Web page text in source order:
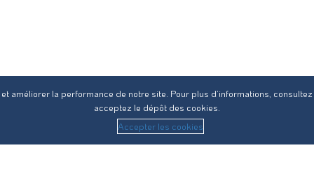
améliorer la performance de notre site. Pour plus d’informations,
acceptez le dépôt des cookies.
Accepter les cookies